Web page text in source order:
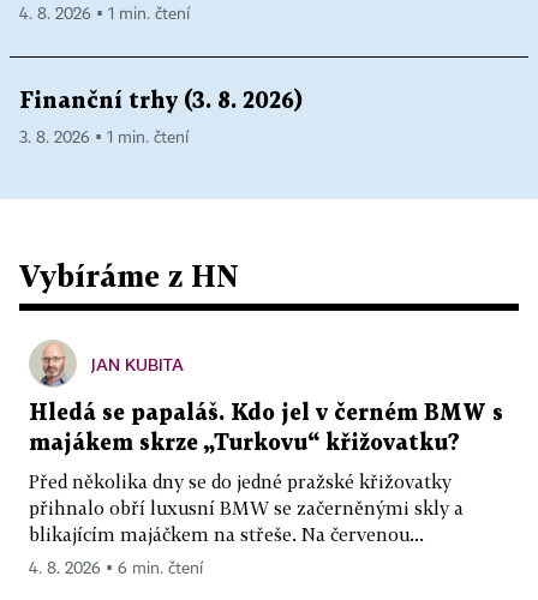
4. 8. 2026 ▪ 1 min. čtení
Finanční trhy (3. 8. 2026)
3. 8. 2026 ▪ 1 min. čtení
Vybíráme z HN
JAN KUBITA
Hledá se papaláš. Kdo jel v černém BMW s
majákem skrze „Turkovu“ křižovatku?
Před několika dny se do jedné pražské křižovatky
přihnalo obří luxusní BMW se začerněnými skly a
blikajícím majáčkem na střeše. Na červenou...
4. 8. 2026 ▪ 6 min. čtení